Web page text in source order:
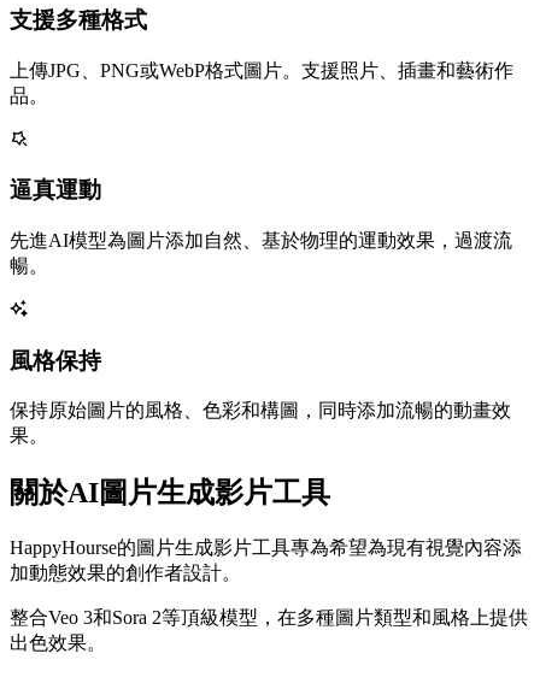
支援多種格式
上傳JPG、PNG或WebP格式圖片。支援照片、插畫和藝術作
品。
逼真運動
先進AI模型為圖片添加自然、基於物理的運動效果，過渡流
暢。
風格保持
保持原始圖片的風格、色彩和構圖，同時添加流暢的動畫效
果。
關於AI圖片生成影片工具
HappyHourse的圖片生成影片工具專為希望為現有視覺內容添
加動態效果的創作者設計。
整合Veo 3和Sora 2等頂級模型，在多種圖片類型和風格上提供
出色效果。